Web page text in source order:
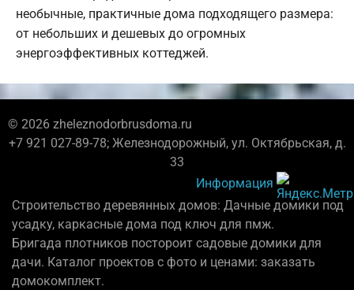
необычные, практичные дома подходящего размера:
от небольших и дешевых до огромных
энергоэффективных коттеджей.
© 2026 zheleznodorbrusdoma.ru
+7 921 027-89-78; Железнодорожный, ул. Октябрьская, д.
33
Информация
Строительство деревянных домов: Дачные домики под
усадку, каркасные дома под ключ для пмж.
Бригада плотников постороит садовые домики для
дачи. Каталог проектов с фото и ценами: заказать
домокомплект.